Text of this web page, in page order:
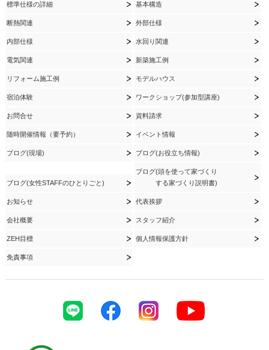
標準仕様の詳細 基本構造
断熱関連 外部仕様
内部仕様 水回り関連
電気関連 新築施工例
リフォーム施工例 モデルハウス
宿泊体験 ワークショップ(参加型講座)
お問合せ 資料請求
随時開催情報（要予約） イベント情報
ブログ(現場) ブログ(お役立ち情報)
ブログ(女性STAFFのひとりごと)
ブログ(頭を使って家づくり
する家づくり説明書)
お知らせ 代表挨拶
会社概要 スタッフ紹介
ZEH目標 個人情報保護方針
免責事項